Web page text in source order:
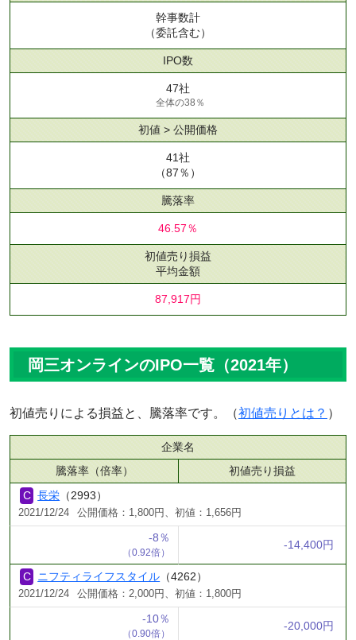
幹事数計
（委託含む）
IPO数
47社
全体の38％
初値 > 公開価格
41社
（87％）
騰落率
46.57％
初値売り損益
平均金額
87,917円
岡三オンラインのIPO一覧（2021年）
初値売りによる損益と、騰落率です。（初値売りとは？ ）
企業名
騰落率（倍率）
初値売り損益
長栄 （2993）
2021/12/24 公開価格：1,800円、初値：1,656円
-8％
（0.92倍）
-14,400円
ニフティライフスタイル （4262）
2021/12/24 公開価格：2,000円、初値：1,800円
-10％
（0.90倍）
-20,000円